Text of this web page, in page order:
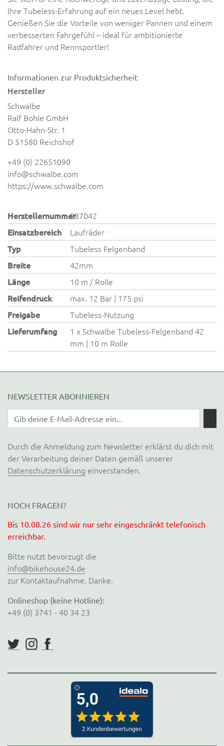
Ihre Tubeless-Erfahrung auf ein neues Level hebt.
Genießen Sie die Vorteile von weniger Pannen und einem
verbesserten Fahrgefühl – ideal für ambitionierte
Radfahrer und Rennsportler!
Informationen zur Produktsicherheit
Hersteller
Schwalbe
Ralf Bohle GmbH
Otto-Hahn-Str. 1
D 51580 Reichshof
+49 (0) 22651090
info@schwalbe.com
https://www.schwalbe.com
Herstellernummer887042
Einsatzbereich
Laufräder
Typ
Tubeless Felgenband
Breite
42mm
Länge
10 m / Rolle
Reifendruck
max. 12 Bar | 175 psi
Freigabe
Tubeless-Nutzung
Lieferumfang
1 x Schwalbe Tubeless-Felgenband 42
mm | 10 m Rolle
NEWSLETTER ABONNIEREN
Durch die Anmeldung zum Newsletter erklärst du dich mit
der Verarbeitung deiner Daten gemäß unserer
Datenschutzerklärung einverstanden.
NOCH FRAGEN?
Bis 10.08.26 sind wir nur sehr eingeschränkt telefonisch
erreichbar.
Bitte nutzt bevorzugt die
info@bikehouse24.de
zur Kontaktaufnahme. Danke.
Onlineshop (keine Hotline):
+49 (0) 3741 - 40 34 23